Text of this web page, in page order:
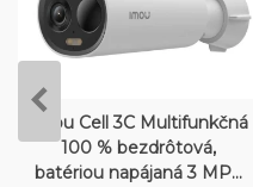
Imou Cell 3C Multifunkčná
100 % bezdrôtová,
batériou napájaná 3 MP...